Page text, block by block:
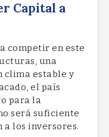
Capital a
competir en este
una
clima estable y
el país
para la
será suficiente
a los inversores.